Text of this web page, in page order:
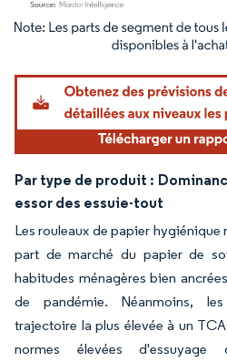
Image © Mordor Intelligence. La
Par type de produit :
essor des essuie-tout
Les rouleaux de papier hygiénique
part de marché du papier de
habitudes ménagères bien
de pandémie. Néanmoins,
trajectoire la plus élevée à un
normes élevées